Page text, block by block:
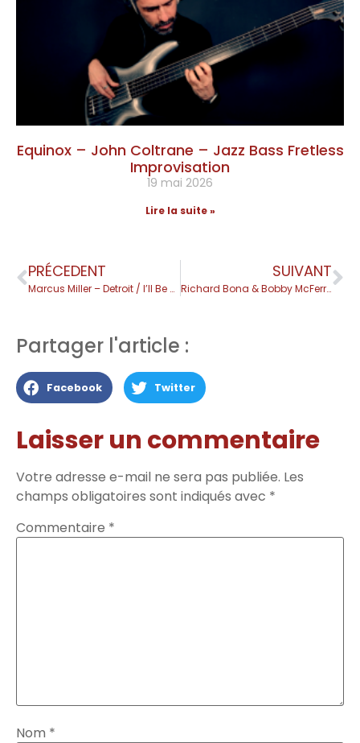
Equinox – John Coltrane – Jazz Bass Fretless
Improvisation
19 mai 2026
Lire la suite »
PRÉCEDENT
Marcus Miller – Detroit / I’ll Be There 🎸 Basse Solo
SUIVANT
Richard Bona & Bobby McFerrin – Sublime Duo Basse / Voix
Partager l'article :
Facebook Twitter
Laisser un commentaire
Votre adresse e-mail ne sera pas publiée. Les
champs obligatoires sont indiqués avec *
Commentaire *
Nom *